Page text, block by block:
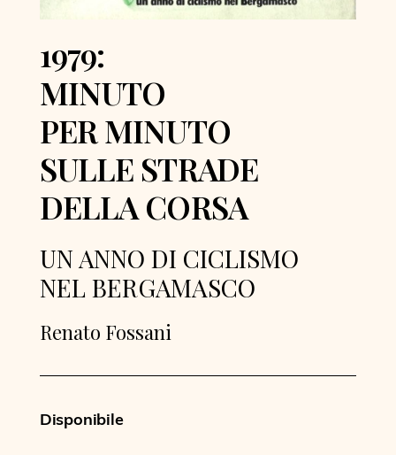
1979:
MINUTO
PER MINUTO
SULLE STRADE
DELLA CORSA
UN ANNO DI CICLISMO
NEL BERGAMASCO
Renato Fossani
Disponibile